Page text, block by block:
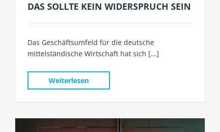
DAS SOLLTE KEIN WIDERSPRUCH SEIN
Das Geschäftsumfeld für die deutsche
mittelständische Wirtschaft hat sich [...]
Weiterlesen